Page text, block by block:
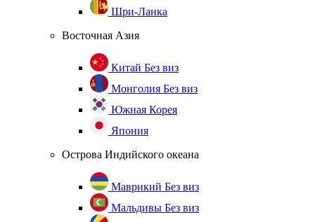
Шри-Ланка
Восточная Азия
Китай Без виз
Монголия Без виз
Южная Корея
Япония
Острова Индийского океана
Маврикий Без виз
Мальдивы Без виз